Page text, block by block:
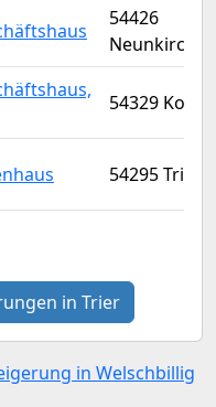
54426
Neunkirchen
54329 Konz
54295 Trier
in Trier
in Welschbillig